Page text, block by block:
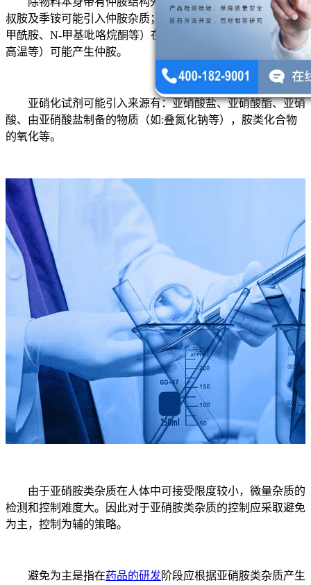
叔胺及季铵可能引入仲胺杂质；酰胺类溶剂（如N,N-二甲基
甲酰胺、N-甲基吡咯烷酮等）在适宜的条件下（如：酸性，
高温等）可能产生仲胺。
亚硝化试剂可能引入来源有：亚硝酸盐、亚硝酸酯、亚硝
酸、由亚硝酸盐制备的物质（如:叠氮化钠等），胺类化合物
的氧化等。
由于亚硝胺类杂质在人体中可接受限度较小，微量杂质的
检测和控制难度大。因此对于亚硝胺类杂质的控制应采取避免
为主，控制为辅的策略。
避免为主是指在药品的研发 阶段应根据亚硝胺类杂质产生